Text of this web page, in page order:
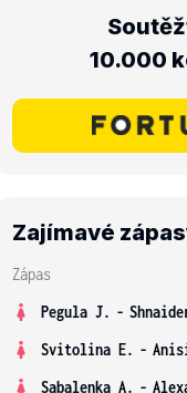
10.000
Zajímavé
Zápas
Pegula J. -
Svitolina E. -
Sabalenka A. -